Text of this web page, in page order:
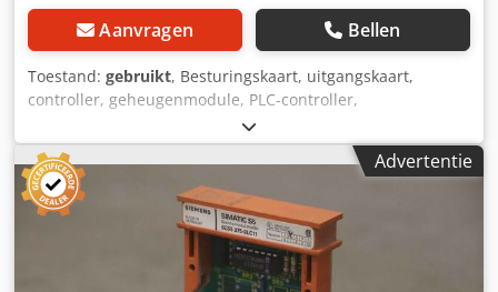
Aanvragen Bellen
Toestand: gebruikt, Besturingskaart, uitgangskaart,
controller, geheugenmodule, PLC-controller,
uitbreidingsmodule, interfacemodule -Fabrikant: Siemens
Simatic S5 geheugenmodule Geheugen Submodule -Type:
6ES5 375-OLA21 -Nummer: 5x module beschikbaar -Prijs:
per stuk Crsdpjhy Rpxsfx Apdjf -Afmetingen: 60/90/H15
mm -Gewicht: 0,1 kg/pc.
Advertentie